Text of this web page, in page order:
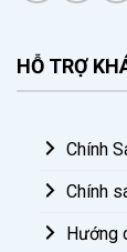
HỖ TRỢ
Chính
Chính
Hướng